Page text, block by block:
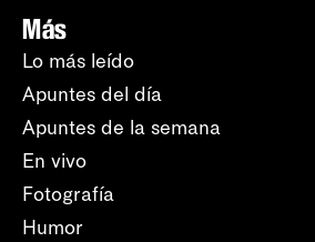
Más
Lo más leído
Apuntes del día
Apuntes de la semana
En vivo
Fotografía
Humor